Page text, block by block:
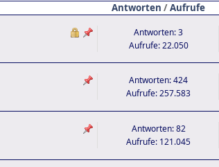
Antworten /Aufrufe
Antworten: 3
Aufrufe: 22.050
Antworten: 424
Aufrufe: 257.583
Antworten: 82
Aufrufe: 121.045